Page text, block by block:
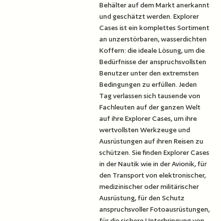
Behälter auf dem Markt anerkannt
und geschätzt werden. Explorer
Cases ist ein komplettes Sortiment
an unzerstörbaren, wasserdichten
Koffern: die ideale Lösung, um die
Bedürfnisse der anspruchsvollsten
Benutzer unter den extremsten
Bedingungen zu erfüllen. Jeden
Tag verlassen sich tausende von
Fachleuten auf der ganzen Welt
auf ihre Explorer Cases, um ihre
wertvollsten Werkzeuge und
Ausrüstungen auf ihren Reisen zu
schützen. Sie finden Explorer Cases
in der Nautik wie in der Avionik, für
den Transport von elektronischer,
medizinischer oder militärischer
Ausrüstung, für den Schutz
anspruchsvoller Fotoausrüstungen,